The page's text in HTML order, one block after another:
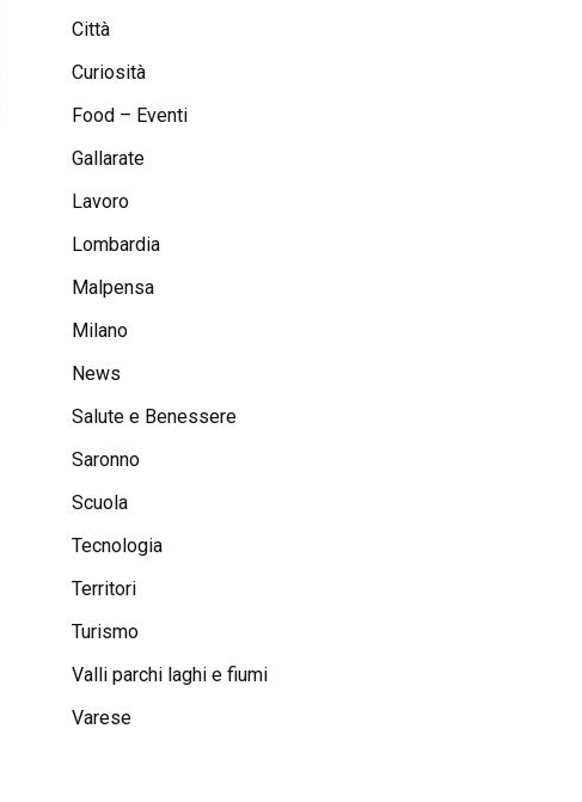
Città
Curiosità
Food – Eventi
Gallarate
Lavoro
Lombardia
Malpensa
Milano
News
Salute e Benessere
Saronno
Scuola
Tecnologia
Territori
Turismo
Valli parchi laghi e fiumi
Varese